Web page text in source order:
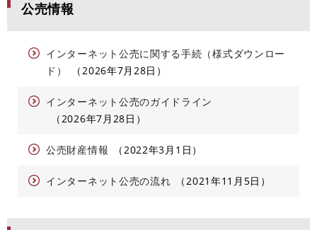
公売情報
インターネット公売に関する手続（様式ダウンロー
ド）
2026年7月28日
インターネット公売のガイドライン
2026年7月28日
公売財産情報 2022年3月1日
インターネット公売の流れ 2021年11月5日